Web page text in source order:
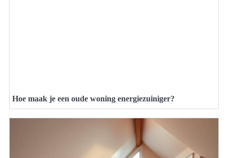
Hoe maak je een oude woning energiezuiniger?